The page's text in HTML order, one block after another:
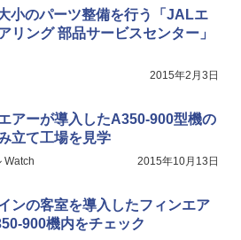
小のパーツ整備を行う「JALエ
リング 部品サービスセンター」
2015年2月3日
アーが導入したA350-900型機の
立て工場を見学
Watch 2015年10月13日
ンの客室を導入したフィンエア
900機内をチェック